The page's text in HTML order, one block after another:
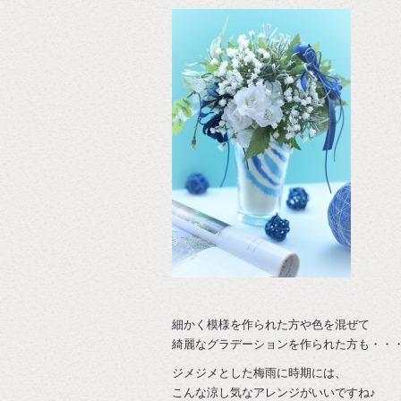
細かく模様を作られた方や色を混ぜて
綺麗なグラデーションを作られた方も・・
ジメジメとした梅雨に時期には、
こんな涼し気なアレンジがいいですね♪